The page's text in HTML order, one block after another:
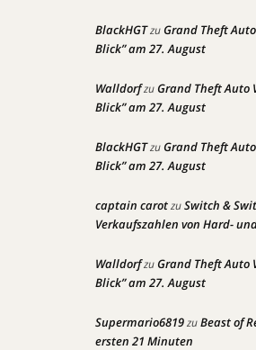
BlackHGTzuGrand Theft
Blick” am 27. August
WalldorfzuGrand Theft Auto
Blick” am 27. August
BlackHGTzuGrand Theft
Blick” am 27. August
captain carotzuSwitch &
Verkaufszahlen von Hard-
WalldorfzuGrand Theft Auto
Blick” am 27. August
Supermario6819zuBeast of
ersten 21 Minuten